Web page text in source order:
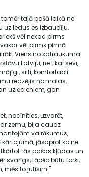
tajā pašā laikā ne
uz ledus es izbaudīju.
vēl nekad pirms
vēl pirms pirmā
Viens no satraukuma
Latviju, ne tikai sevi,
silti, komfortabli.
redzējis no malas,
uzlēcieniem, gan
nocīnīties, uzvarēt,
zemu, bija daudz
vairākumus,
jāsaprot ko ne
tās pašas kļūdas un
svarīgs, tāpēc būtu forši,
mēs to jutīsim!"